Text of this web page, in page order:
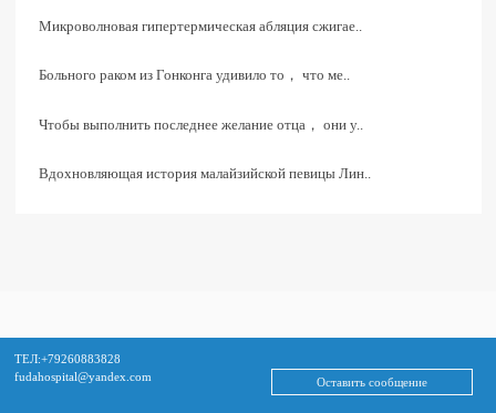
Микроволновая гипертермическая абляция сжигае..
Больного раком из Гонконга удивило то， что ме..
Чтобы выполнить последнее желание отца， они у..
Вдохновляющая история малайзийской певицы Лин..
ТЕЛ:+79260883828
fudahospital@yandex.com
Оставить сообщение